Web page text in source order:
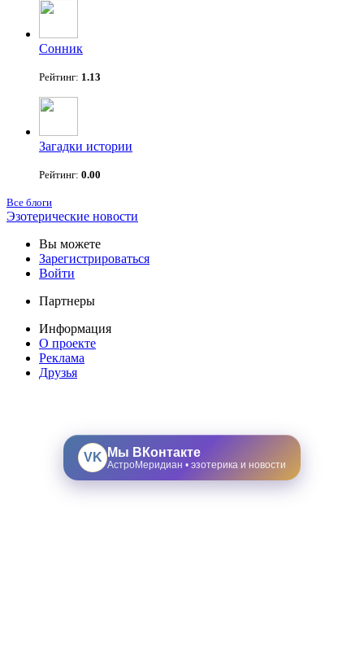
Сонник
Рейтинг: 1.13
Загадки истории
Рейтинг: 0.00
Все блоги
Эзотерические новости
Вы можете
Зарегистрироваться
Войти
Партнеры
Информация
О проекте
Реклама
Друзья
VK Мы ВКонтакте
АстроМеридиан • эзотерика и новости